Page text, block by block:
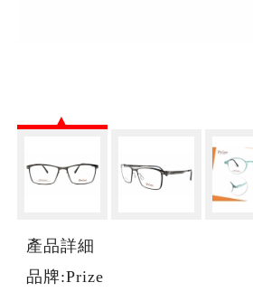
產品詳細
品牌:Prize